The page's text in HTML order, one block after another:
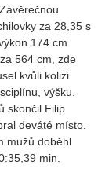
za 28,35 s
174 cm
564 cm, zde
kvůli kolizi
výšku.
skončil Filip
deváté místo.
mužů doběhl
min.